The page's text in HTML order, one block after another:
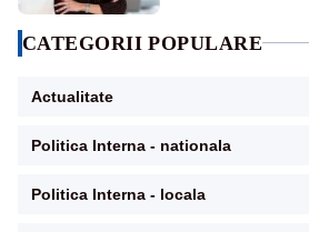
CATEGORII POPULARE
Actualitate
Politica Interna - nationala
Politica Interna - locala